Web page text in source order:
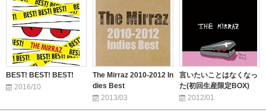
BEST! BEST! BEST!
2016/10
The Mirraz 2010-2012 In
dies Best
2013/03
言いたいことはなくなっ
た(初回生産限定BOX)
2012/01